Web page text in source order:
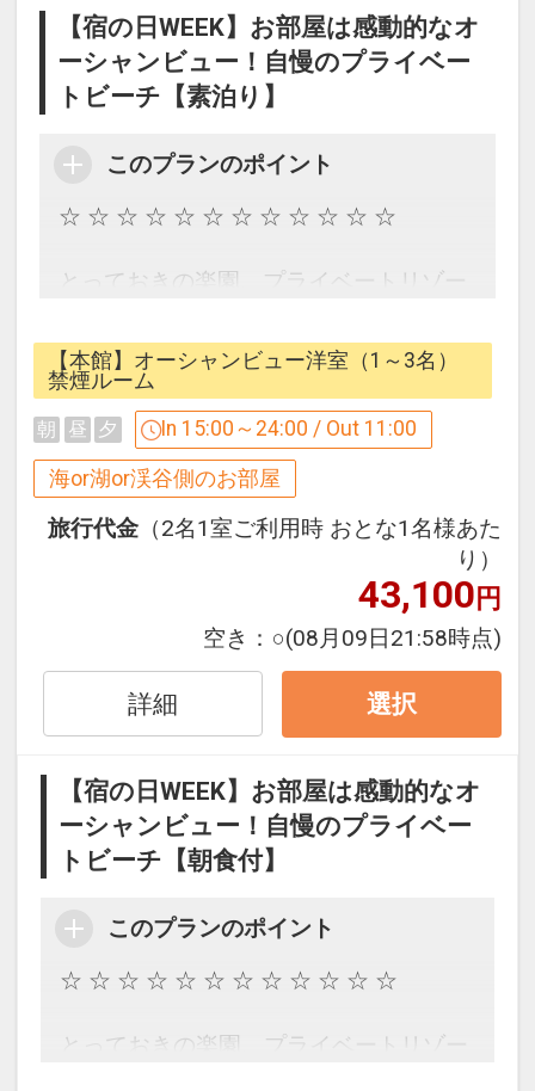
■レストラン・バーのご利用について■
・メインダイニング「ファヌアン」・鉄
板焼レストラン「龍潭」のご利用は小学
生以上とさせていただきます。
・メインダイニング「ファヌアン」ディ
ナータイムは、男性はシャツと膝の隠れ
ピース等、
物でのご来店はご遠慮ください。
・バー施設のご利用について未成年者の
21時以降のご利用をご遠慮いただいてお
ります。
■駐車場料金のご案内
有料 1台につき1泊 ￥2、000（税込み）
設定期間：2026年9月1日～2026年11月
インターネットコース番号：DP-2-
200000032310
在いただけるよう、貸出アイテムとして
ベッドガードやベッドスペーサー等、各
種備品を用意しております。
ー、ベビーベッド、ベビーカー等）
（0980-51-1333）へお問合せくださ
必ずお読みください
■ホテル施設内におきまして、タトゥー
の露出をご遠慮いただいております。
・ロビー内・レストラン等のパブリック
スペースでは上着等をご着用ください。
・プール・ビーチをご利用の際はラッシ
ュガード等をご利用ください。
・スパ・サウナに関しましてはご利用を
お断りいたします。
■レストラン・バーのご利用について■
・メインダイニング「ファヌアン」・鉄
板焼レストラン「龍潭」のご利用は小学
生以上とさせていただきます。
・メインダイニング「ファヌアン」ディ
ナータイムは、男性はシャツと膝の隠れ
ピース等、
華やかな装いでお越しください。サンダ
ルやスリッパ、およびそれらに準ずる履
物でのご来店はご遠慮ください。
【宿の日WEEK】お部屋は感動的なオ
ーシャンビュー！自慢のプライベー
トビーチ【素泊り】
このプランのポイント
☆ ☆ ☆ ☆ ☆ ☆ ☆ ☆ ☆ ☆ ☆ ☆
とっておきの楽園、プライベートリゾー
地元の人も訪れない、小さな天然ビーチ
を独占するリゾネックス名護。
混雑することなく、南国リゾートの魅力
を満喫できます。
絶景を目の前に、心が開放されるステキ
なひとときをお過ごしください。
客室はすべてオーシャンフロントで名護
波の音で目覚める朝。ゆったりとした時
間を過ごしませんか？
☆ ☆ ☆ ☆ ☆ ☆ ☆ ☆ ☆ ☆ ☆ ☆
【お部屋】
すべてのお部屋がオーシャンフロント・
ベランダ付のお部屋。
伸び伸びとお寛ぎいただけます。
りとした時間をお愉しみください。
【本館】オーシャンビュー洋室（1～3名）
禁煙ルーム
朝 昼 夕 In 15:00～24:00 / Out 11:00
海or湖or渓谷側のお部屋
旅行代金 （2名1室ご利用時 おとな1名様あた
り）
43,100円
空き： ○(08月09日21:58時点)
詳細 選択
【宿の日WEEK】お部屋は感動的なオ
ーシャンビュー！自慢のプライベー
トビーチ【朝食付】
このプランのポイント
☆ ☆ ☆ ☆ ☆ ☆ ☆ ☆ ☆ ☆ ☆ ☆
とっておきの楽園、プライベートリゾー